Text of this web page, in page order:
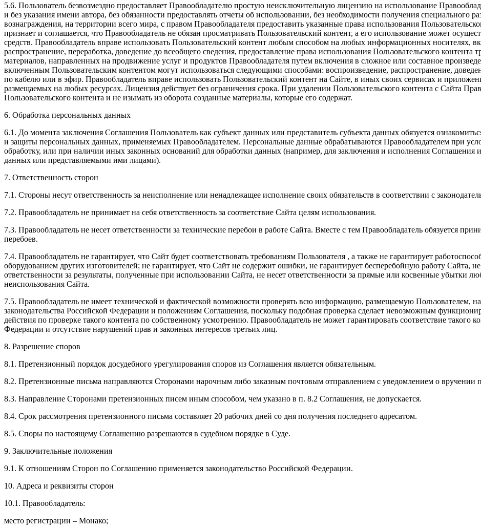
5.6. Пользователь безвозмездно предоставляет Правообладателю простую неисключительную лицензию на использование
и без указания имени автора, без обязанности предоставлять отчеты об использовании, без необходимости получения специального
вознаграждения, на территории всего мира, с правом Правообладателя предоставить указанные права использования
признает и соглашается, что Правообладатель не обязан просматривать Пользовательский контент, а его использование может
средств. Правообладатель вправе использовать Пользовательский контент любым способом на любых информационных носителях,
распространение, переработка, доведение до всеобщего сведения, предоставление права использования Пользовательского
материалов, направленных на продвижение услуг и продуктов Правообладателя путем включения в сложное или составное
включенным Пользовательским контентом могут использоваться следующими способами: воспроизведение, распространение,
по кабелю или в эфир. Правообладатель вправе использовать Пользовательский контент на Сайте, в иных своих сервисах и
размещаемых на любых ресурсах. Лицензия действует без ограничения срока. При удалении Пользовательского контента с Сайта
Пользовательского контента и не изымать из оборота созданные материалы, которые его содержат.
6. Обработка персональных данных
6.1. До момента заключения Соглашения Пользователь как субъект данных или представитель субъекта данных обязуется
и защиты персональных данных, применяемых Правообладателем. Персональные данные обрабатываются Правообладателем при
обработку, или при наличии иных законных оснований для обработки данных (например, для заключения и исполнения Соглашения
данных или представляемыми ими лицами).
7. Ответственность сторон
7.1. Стороны несут ответственность за неисполнение или ненадлежащее исполнение своих обязательств в соответствии с
7.2. Правообладатель не принимает на себя ответственность за соответствие Сайта целям использования.
7.3. Правообладатель не несет ответственности за технические перебои в работе Сайта. Вместе с тем Правообладатель обязуется
перебоев.
7.4. Правообладатель не гарантирует, что Сайт будет соответствовать требованиям Пользователя , а также не гарантирует
оборудованием других изготовителей; не гарантирует, что Сайт не содержит ошибки, не гарантирует бесперебойную работу Сайта,
ответственности за результаты, полученные при использовании Сайта, не несет ответственности за прямые или косвенные убытки
неиспользования Сайта.
7.5. Правообладатель не имеет технической и фактической возможности проверять всю информацию, размещаемую Пользователем,
законодательства Российской Федерации и положениям Соглашения, поскольку подобная проверка сделает невозможным
действия по проверке такого контента по собственному усмотрению. Правообладатель не может гарантировать соответствие такого
Федерации и отсутствие нарушений прав и законных интересов третьих лиц.
8. Разрешение споров
8.1. Претензионный порядок досудебного урегулирования споров из Соглашения является обязательным.
8.2. Претензионные письма направляются Сторонами нарочным либо заказным почтовым отправлением с уведомлением о вручении
8.3. Направление Сторонами претензионных писем иным способом, чем указано в п. 8.2 Соглашения, не допускается.
8.4. Срок рассмотрения претензионного письма составляет 20 рабочих дней со дня получения последнего адресатом.
8.5. Споры по настоящему Соглашению разрешаются в судебном порядке в Суде.
9. Заключительные положения
9.1. К отношениям Сторон по Соглашению применяется законодательство Российской Федерации.
10. Адреса и реквизиты сторон
10.1. Правообладатель:
место регистрации – Монако;